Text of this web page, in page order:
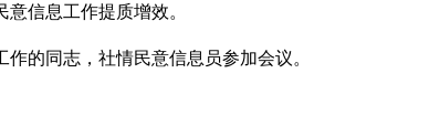
信息工作提质增效。
的同志，社情民意信息员参加会议。